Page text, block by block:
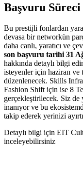
Başvuru
Bu prestijli fonlardan
devasa bir networkün
daha canlı, yaratıcı ve
son başvuru tarihi 31
hakkında detaylı bilgi
isteyenler için haziran ve
düzenlenecek. Skills
Fashion Shift için ise 8
gerçekleştirilecek. Siz de
inanıyor ve bu
takip ederek yerinizi
Detaylı bilgi için EIT
inceleyebilirsiniz